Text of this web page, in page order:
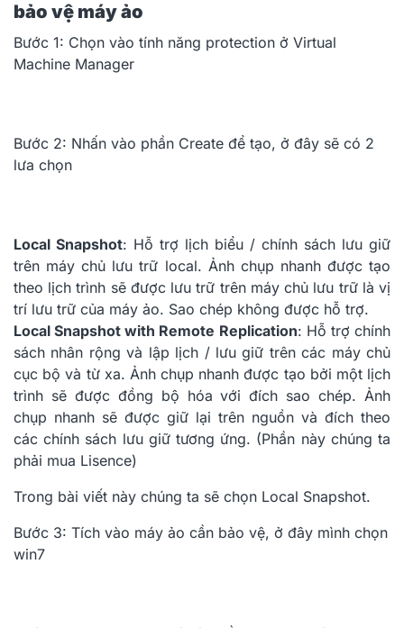
bảo vệ máy ảo
Bước 1: Chọn vào tính năng protection ở Virtual
Machine Manager
Bước 2: Nhấn vào phần Create để tạo, ở đây sẽ có 2
lưa chọn
Local Snapshot: Hỗ trợ lịch biểu / chính sách lưu giữ
trên máy chủ lưu trữ local. Ảnh chụp nhanh được tạo
theo lịch trình sẽ được lưu trữ trên máy chủ lưu trữ là vị
trí lưu trữ của máy ảo. Sao chép không được hỗ trợ.
Local Snapshot with Remote Replication: Hỗ trợ chính
sách nhân rộng và lập lịch / lưu giữ trên các máy chủ
cục bộ và từ xa. Ảnh chụp nhanh được tạo bởi một lịch
trình sẽ được đồng bộ hóa với đích sao chép. Ảnh
chụp nhanh sẽ được giữ lại trên nguồn và đích theo
các chính sách lưu giữ tương ứng. (Phần này chúng ta
phải mua Lisence)
Trong bài viết này chúng ta sẽ chọn Local Snapshot.
Bước 3: Tích vào máy ảo cần bảo vệ, ở đây mình chọn
win7